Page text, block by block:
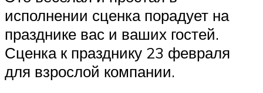
исполнении сценка порадует на
празднике вас и ваших гостей.
Сценка к празднику 23 февраля
для взрослой компании.